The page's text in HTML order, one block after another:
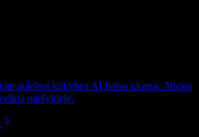
aukštos kokybės AI balso klonus. Nieko
naršyklėje.